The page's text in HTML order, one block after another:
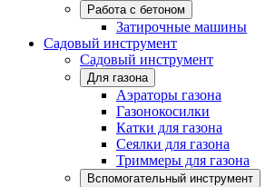
Работа с бетоном
Затирочные машины
Садовый инструмент
Садовый инструмент
Для газона
Аэраторы газона
Газонокосилки
Катки для газона
Сеялки для газона
Триммеры для газона
Вспомогательный инструмент